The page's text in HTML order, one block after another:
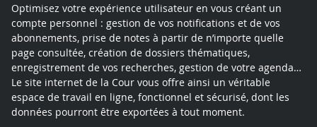
Optimisez votre expérience utilisateur en vous créant un
compte personnel : gestion de vos notifications et de vos
abonnements, prise de notes à partir de n’importe quelle
page consultée, création de dossiers thématiques,
enregistrement de vos recherches, gestion de votre agenda…
Le site internet de la Cour vous offre ainsi un véritable
espace de travail en ligne, fonctionnel et sécurisé, dont les
données pourront être exportées à tout moment.